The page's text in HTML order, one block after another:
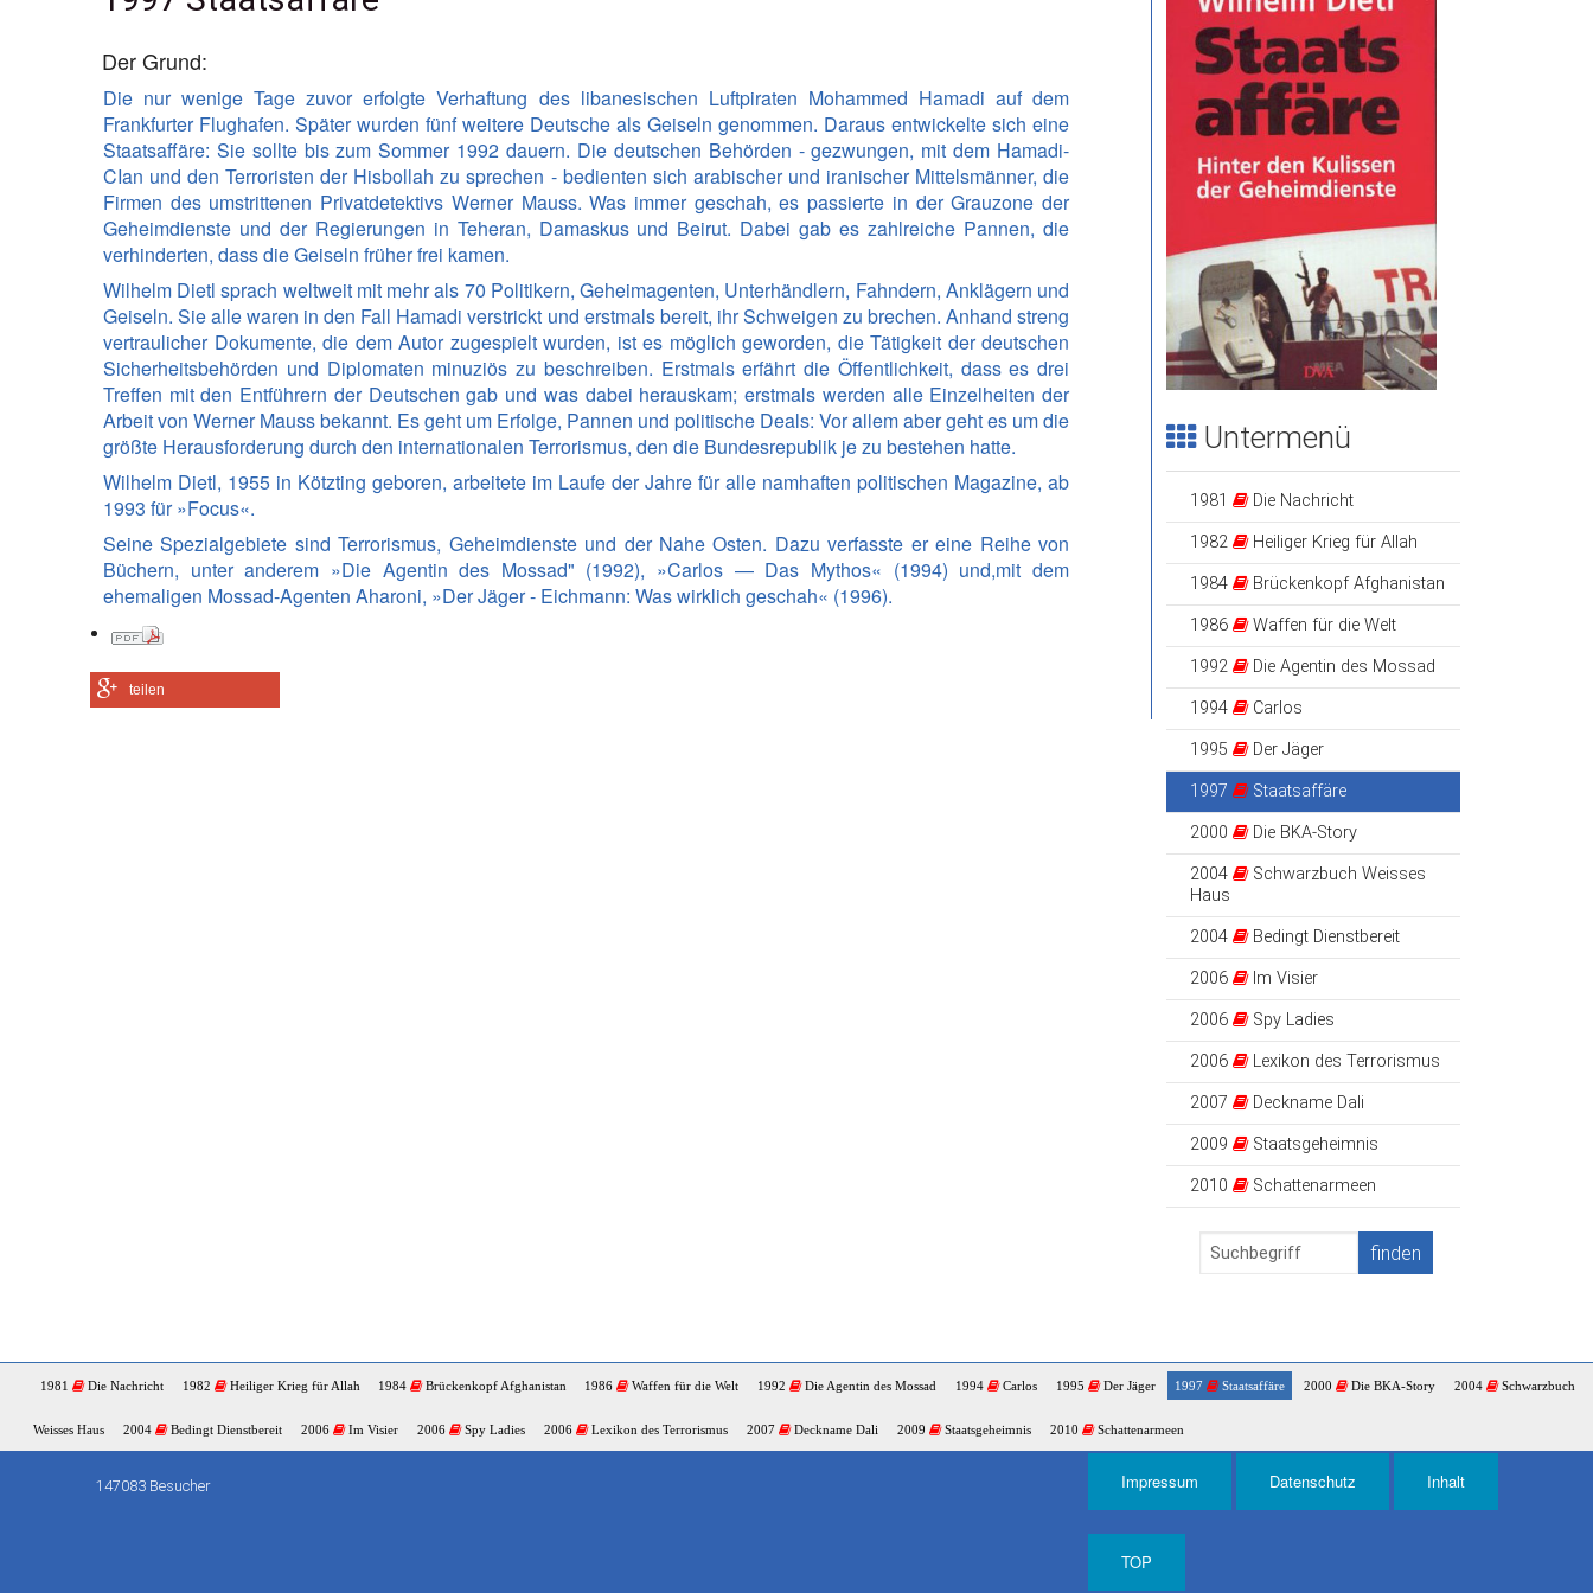
Vom Bundesnachrichtendienst
Inside Bundesnachrichtendienst
Alptraum FOCUS
Intrige Schäferbericht
IFTUS
Norbert Juretzko
Regensburg
Neumarkt
Amberg
SZ Erding
Quick München
IFTUS
Terrorismus Informationsdienst
1986 Waffen für die Welt
1992 Die Agentin des Mossad
1994 Carlos
1995 Der Jäger
1997 Staatsaffäre
2000 Die BKA-Story
2004 Schwarzbuch Weisses Haus
2004
2006 Im Visier
2006 Spy Ladies
Der Spiegel
NDR (Zapp)
Tageszeitung (TAZ)
Der Fachjournalist
Westdeutscher Rundfunk WDR
Fall Berger
Fall Aquarium
Der Grund:
Die nur wenige Tage zuvor erfolgte Verhaftung des libanesischen Luftpiraten Mohammed Hamadi auf dem
Frankfurter Flughafen. Später wurden fünf weitere Deutsche als Geiseln genommen. Daraus entwickelte sich eine
Staatsaffäre: Sie sollte bis zum Sommer 1992 dauern. Die deutschen Behörden - gezwungen, mit dem Hamadi-
CIan und den Terroristen der Hisbollah zu sprechen - bedienten sich arabischer und iranischer Mittelsmänner, die
Firmen des umstrittenen Privatdetektivs Werner Mauss. Was immer geschah, es passierte in der Grauzone der
Geheimdienste und der Regierungen in Teheran, Damaskus und Beirut. Dabei gab es zahlreiche Pannen, die
verhinderten, dass die Geiseln früher frei kamen.
Wilhelm Dietl sprach weltweit mit mehr als 70 Politikern, Geheimagenten, Unterhändlern, Fahndern, Anklägern und
Geiseln. Sie alle waren in den Fall Hamadi verstrickt und erstmals bereit, ihr Schweigen zu brechen. Anhand streng
vertraulicher Dokumente, die dem Autor zugespielt wurden, ist es möglich geworden, die Tätigkeit der deutschen
Sicherheitsbehörden und Diplomaten minuziös zu beschreiben. Erstmals erfährt die Öffentlichkeit, dass es drei
Treffen mit den Entführern der Deutschen gab und was dabei herauskam; erstmals werden alle Einzelheiten der
Arbeit von Werner Mauss bekannt. Es geht um Erfolge, Pannen und politische Deals: Vor allem aber geht es um die
größte Herausforderung durch den internationalen Terrorismus, den die Bundesrepublik je zu bestehen hatte.
Wilhelm Dietl, 1955 in Kötzting geboren, arbeitete im Laufe der Jahre für alle namhaften politischen Magazine, ab
1993 für »Focus«.
Seine Spezialgebiete sind Terrorismus, Geheimdienste und der Nahe Osten. Dazu verfasste er eine Reihe von
Büchern, unter anderem »Die Agentin des Mossad" (1992), »Carlos — Das Mythos« (1994) und,mit dem
ehemaligen Mossad-Agenten Aharoni, »Der Jäger - Eichmann: Was wirklich geschah« (1996).
teilen
Untermenü
1981 Die Nachricht
1982 Heiliger Krieg für Allah
1984 Brückenkopf Afghanistan
1986 Waffen für die Welt
1992 Die Agentin des Mossad
1994 Carlos
1995 Der Jäger
1997 Staatsaffäre
2000 Die BKA-Story
2004
Schwarzbuch Weisses
Haus
2004 Bedingt Dienstbereit
2006 Im Visier
2006 Spy Ladies
2006 Lexikon des Terrorismus
2007 Deckname Dali
2009 Staatsgeheimnis
2010 Schattenarmeen
1981 Die Nachricht 1982 Heiliger Krieg für Allah 1984 Brückenkopf Afghanistan 1986 Waffen für die Welt 1992 Die Agentin des Mossad 1994 Carlos 1995 Der Jäger 1997 Staatsaffäre 2000 Die BKA-Story 2004 Schwarzbuch
Weisses Haus 2004 Bedingt Dienstbereit 2006 Im Visier 2006 Spy Ladies 2006 Lexikon des Terrorismus 2007 Deckname Dali 2009 Staatsgeheimnis 2010 Schattenarmeen
147083 Besucher Impressum Datenschutz Inhalt
TOP